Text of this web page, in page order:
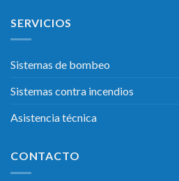
SERVICIOS
Sistemas de bombeo
Sistemas contra incendios
Asistencia técnica
CONTACTO